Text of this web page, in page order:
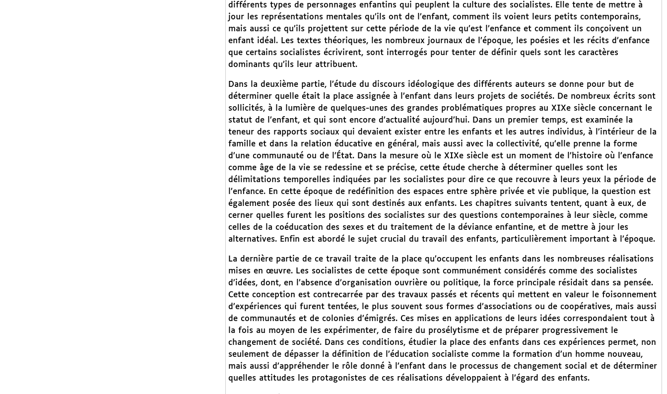
différents types de personnages enfantins qui peuplent la culture des socialistes. Elle tente de mettre à
jour les représentations mentales qu’ils ont de l’enfant, comment ils voient leurs petits contemporains,
mais aussi ce qu’ils projettent sur cette période de la vie qu’est l’enfance et comment ils conçoivent un
enfant idéal. Les textes théoriques, les nombreux journaux de l’époque, les poésies et les récits d’enfance
que certains socialistes écrivirent, sont interrogés pour tenter de définir quels sont les caractères
dominants qu’ils leur attribuent.
Dans la deuxième partie, l’étude du discours idéologique des différents auteurs se donne pour but de
déterminer quelle était la place assignée à l’enfant dans leurs projets de sociétés. De nombreux écrits sont
sollicités, à la lumière de quelques-unes des grandes problématiques propres au XIXe siècle concernant le
statut de l’enfant, et qui sont encore d’actualité aujourd’hui. Dans un premier temps, est examinée la
teneur des rapports sociaux qui devaient exister entre les enfants et les autres individus, à l’intérieur de la
famille et dans la relation éducative en général, mais aussi avec la collectivité, qu’elle prenne la forme
d’une communauté ou de l’État. Dans la mesure où le XIXe siècle est un moment de l’histoire où l’enfance
comme âge de la vie se redessine et se précise, cette étude cherche à déterminer quelles sont les
délimitations temporelles indiquées par les socialistes pour dire ce que recouvre à leurs yeux la période de
l’enfance. En cette époque de redéfinition des espaces entre sphère privée et vie publique, la question est
également posée des lieux qui sont destinés aux enfants. Les chapitres suivants tentent, quant à eux, de
cerner quelles furent les positions des socialistes sur des questions contemporaines à leur siècle, comme
celles de la coéducation des sexes et du traitement de la déviance enfantine, et de mettre à jour les
alternatives. Enfin est abordé le sujet crucial du travail des enfants, particulièrement important à l’époque.
La dernière partie de ce travail traite de la place qu’occupent les enfants dans les nombreuses réalisations
mises en œuvre. Les socialistes de cette époque sont communément considérés comme des socialistes
d’idées, dont, en l’absence d’organisation ouvrière ou politique, la force principale résidait dans sa pensée.
Cette conception est contrecarrée par des travaux passés et récents qui mettent en valeur le foisonnement
d’expériences qui furent tentées, le plus souvent sous formes d’associations ou de coopératives, mais aussi
de communautés et de colonies d’émigrés. Ces mises en applications de leurs idées correspondaient tout à
la fois au moyen de les expérimenter, de faire du prosélytisme et de préparer progressivement le
changement de société. Dans ces conditions, étudier la place des enfants dans ces expériences permet, non
seulement de dépasser la définition de l’éducation socialiste comme la formation d’un homme nouveau,
mais aussi d’appréhender le rôle donné à l’enfant dans le processus de changement social et de déterminer
quelles attitudes les protagonistes de ces réalisations développaient à l’égard des enfants.